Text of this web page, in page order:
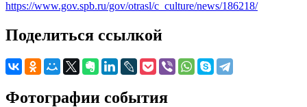
https://www.gov.spb.ru/gov/otrasl/c_culture/news/186218/
Поделиться ссылкой
Фотографии события